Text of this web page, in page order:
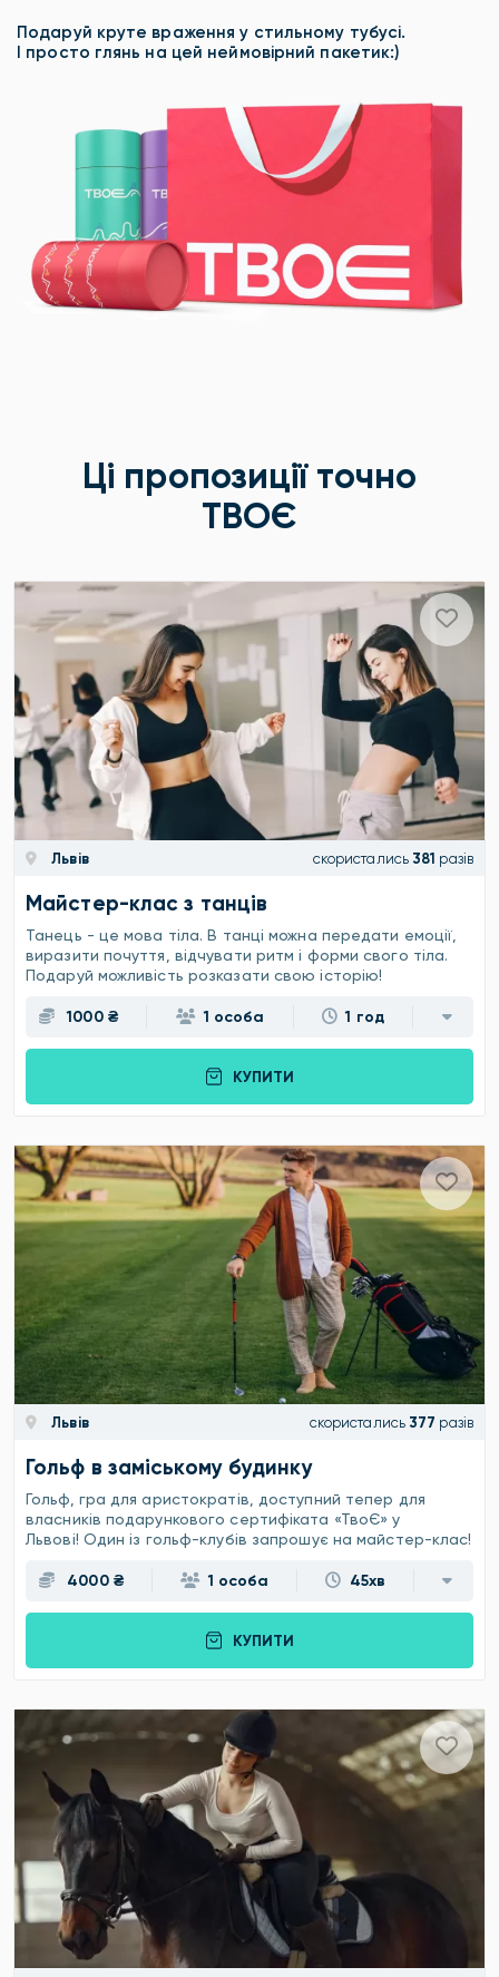
Подаруй круте враження у стильному тубусі.
І просто глянь на цей неймовірний пакетик:)
Ці пропозиції точно
ТВОЄ
Львів скористались 381 разів
Майстер-клас з танців
Танець - це мова тіла. В танці можна передати емоції,
виразити почуття, відчувати ритм і форми свого тіла.
Подаруй можливість розказати свою історію!
1000 ₴ 1 особа 1 год
КУПИТИ
Львів скористались 377 разів
Гольф в заміському будинку
Гольф, гра для аристократів, доступний тепер для
власників подарункового сертифіката «ТвоЄ» у
Львові! Один із гольф-клубів запрошує на майстер-клас!
4000 ₴ 1 особа 45хв
КУПИТИ